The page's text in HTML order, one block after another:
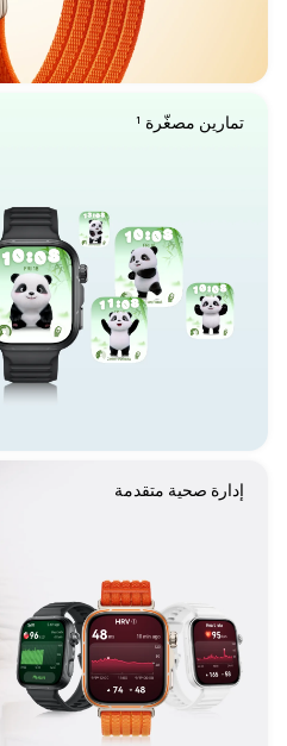
تمارين مصغّرة ¹
إدارة صحية متقدمة